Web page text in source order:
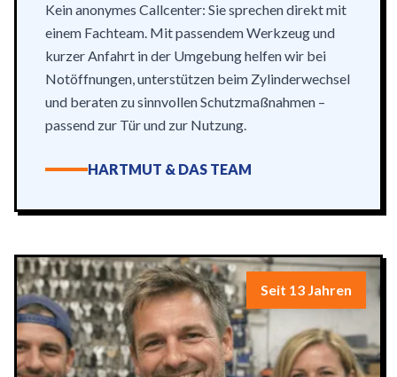
Kein anonymes Callcenter: Sie sprechen direkt mit
einem Fachteam. Mit passendem Werkzeug und
kurzer Anfahrt in der Umgebung helfen wir bei
Notöffnungen, unterstützen beim Zylinderwechsel
und beraten zu sinnvollen Schutzmaßnahmen –
passend zur Tür und zur Nutzung.
HARTMUT & DAS TEAM
Seit 13 Jahren